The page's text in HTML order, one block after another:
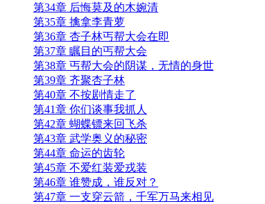
第34章 后悔莫及的木婉清
第35章 擒拿李青萝
第36章 杏子林丐帮大会在即
第37章 瞩目的丐帮大会
第38章 丐帮大会的阴谋，无情的身世
第39章 齐聚杏子林
第40章 不按剧情走了
第41章 你们谈事我抓人
第42章 蝴蝶镖来回飞杀
第43章 武学奥义的秘密
第44章 命运的齿轮
第45章 不爱红装爱戎装
第46章 谁赞成，谁反对？
第47章 一支穿云箭，千军万马来相见